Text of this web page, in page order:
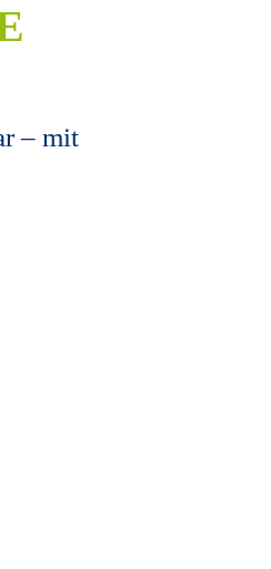
– mit